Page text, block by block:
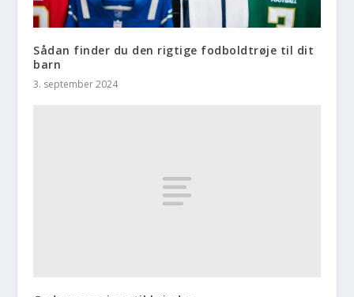
Sådan finder du den rigtige fodboldtrøje til dit
barn
3. september 2024